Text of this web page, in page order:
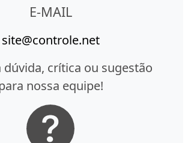
E-MAIL
site@controle.net
dúvida, crítica ou sugestão
nossa equipe!